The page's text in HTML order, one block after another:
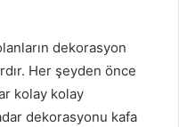
dekorasyon
Her şeyden önce
kolay kolay
dekorasyonu kafa